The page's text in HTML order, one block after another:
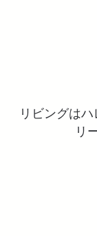
リビングは
リ